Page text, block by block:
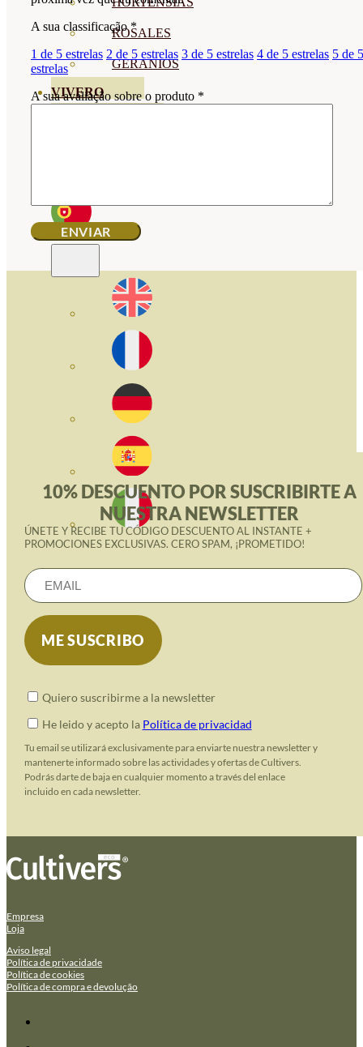
ROSALES
GERANIOS
VIVERO
A sua classificação*
1 de 5 estrelas 2 de 5 estrelas 3 de 5 estrelas 4 de 5 estrelas 5 de 5
estrelas
A sua avaliação sobre o produto *
10% DESCUENTO POR SUSCRIBIRTE A
NUESTRA NEWSLETTER
ÚNETE Y RECIBE TU CÓDIGO DESCUENTO AL INSTANTE +
PROMOCIONES EXCLUSIVAS. CERO SPAM, ¡PROMETIDO!
Quiero suscribirme a la newsletter
He leido y acepto la Política de privacidad
Tu email se utilizará exclusivamente para enviarte nuestra newsletter y
mantenerte informado sobre las actividades y ofertas de Cultivers.
Podrás darte de baja en cualquier momento a través del enlace
incluido en cada newsletter.
Empresa
Loja
Aviso legal
Política de privacidade
Política de cookies
Política de compra e devolução